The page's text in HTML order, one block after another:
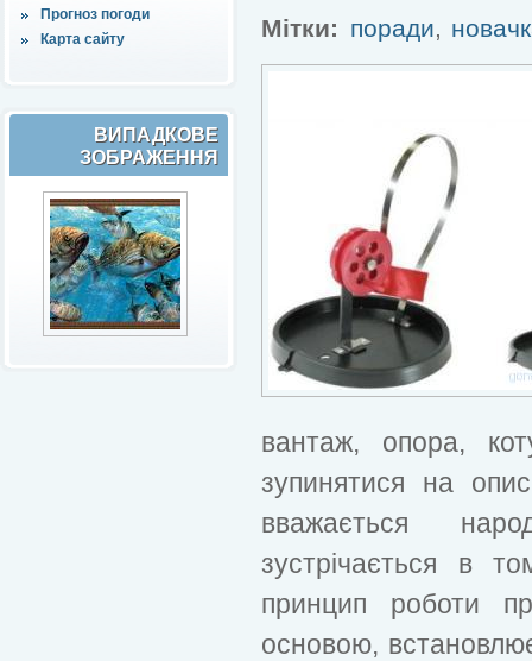
Прогноз погоди
Карта сайту
ВИПАДКОВЕ
ЗОБРАЖЕННЯ
Мітки: поради,
вантаж, опора,
зупинятися на
вважається
зустрічається в
принцип роботи
основою,